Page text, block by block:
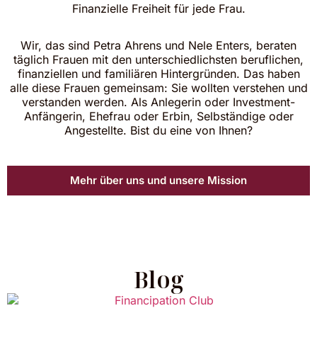
Finanzielle Freiheit für jede Frau.
Wir, das sind Petra Ahrens und Nele Enters, beraten
täglich Frauen mit den unterschiedlichsten beruflichen,
finanziellen und familiären Hintergründen. Das haben
alle diese Frauen gemeinsam: Sie wollten verstehen und
verstanden werden. Als Anlegerin oder Investment-
Anfängerin, Ehefrau oder Erbin, Selbständige oder
Angestellte. Bist du eine von Ihnen?
Mehr über uns und unsere Mission
Blog